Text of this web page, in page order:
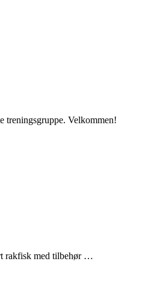
treningsgruppe. Velkommen!
rakfisk med tilbehør …